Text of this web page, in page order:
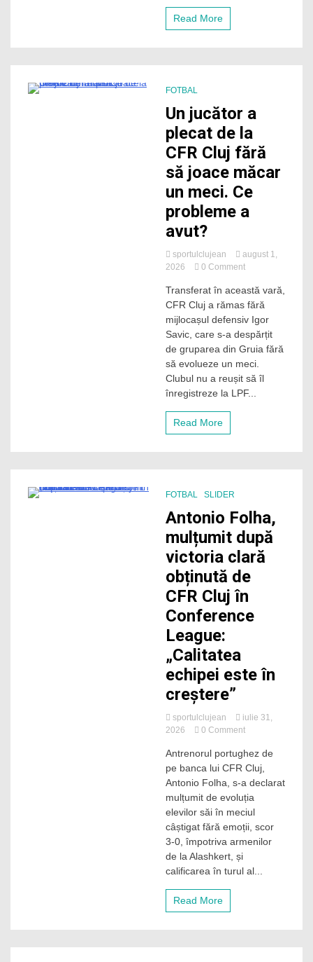
se
la
timp”
Read More
FOTBAL
Un jucător a
plecat de la
CFR Cluj fără
să joace măcar
un meci. Ce
probleme a
avut?
sportulclujean
august 1,
2026
0 Commenton
jucător
a
plecat
la
CFR
Cluj
fără
să
Transferat în această vară,
CFR Cluj a rămas fără
mijlocașul defensiv Igor
Savic, care s-a despărțit
de gruparea din Gruia fără
să evolueze un meci.
Clubul nu a reușit să îl
înregistreze la LPF...
Read More
FOTBAL SLIDER
Antonio Folha,
mulțumit după
victoria clară
obținută de
CFR Cluj în
Conference
League:
„Calitatea
echipei este în
creștere”
sportulclujean
iulie 31,
2026
0 Commenton
Folha,
mulțumit
după
victoria
clară
obținută
de
CFR
în
Antrenorul portughez de
pe banca lui CFR Cluj,
Antonio Folha, s-a declarat
mulțumit de evoluția
elevilor săi în meciul
câștigat fără emoții, scor
3-0, împotriva armenilor
de la Alashkert, și
calificarea în turul al...
Read More